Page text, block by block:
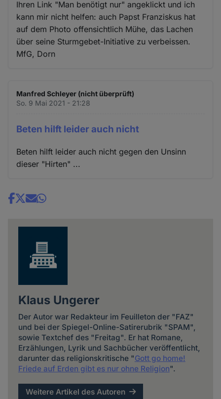
Ihren Link "Man benötigt nur" angeklickt und ich
kann mir nicht helfen: auch Papst Franziskus hat
auf dem Photo offensichtlich Mühe, das Lachen
über seine Sturmgebet-Initiative zu verbeissen.
MfG, Dorn
Manfred Schleyer (nicht überprüft)
So. 9 Mai 2021 - 21:28
Beten hilft leider auch nicht
Beten hilft leider auch nicht gegen den Unsinn
dieser "Hirten" ...
Share
Klaus Ungerer
Der Autor war Redakteur im Feuilleton der "FAZ"
und bei der Spiegel-Online-Satirerubrik "SPAM",
sowie Textchef des "Freitag". Er hat Romane,
Erzählungen, Lyrik und Sachbücher veröffentlicht,
darunter das religionskritische "Gott go home!
Friede auf Erden gibt es nur ohne Religion".
Weitere Artikel des Autoren